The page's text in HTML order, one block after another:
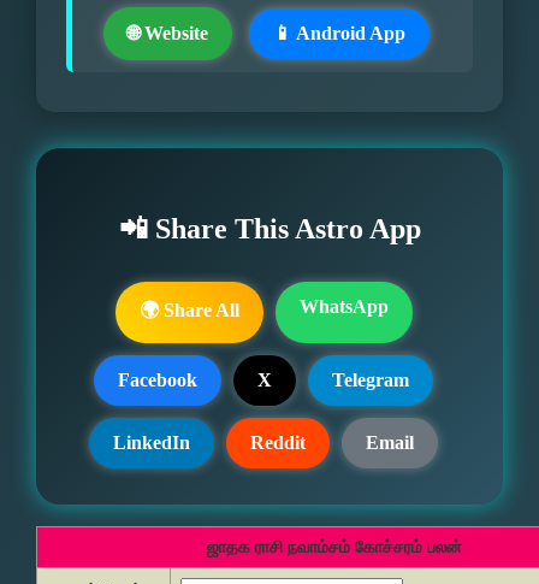
🌐 Website 📱 Android App
📲 Share This Astro App
🌍 Share All WhatsApp
Facebook X Telegram
LinkedIn Reddit Email
ஜாதக ராசி நவாம்சம் கோச்சரம் பலன்